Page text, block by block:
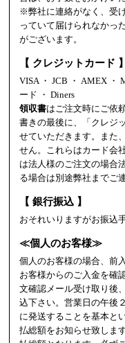
※弊社に連絡がなく、受
っていて届けられなかっ
がございます。
【 クレジットカード 】
VISA ・ JCB ・ AMEX ・
ード ・ Diners
領収書はご注文時にご依
書きの最後に、「クレジ
せていただきます。また
せん。これらはカード会
は法人様のご注文の場合
る場合は別途弊社までご
【 銀行振込 】
おそれいりますがお振込
≪個人のお客様≫
個人のお客様の場合、前
お客様からのご入金を確
文確認メール受け取り後
込下さい。営業日の午後
に発送することを基本と
払総額をお知らせ致しま